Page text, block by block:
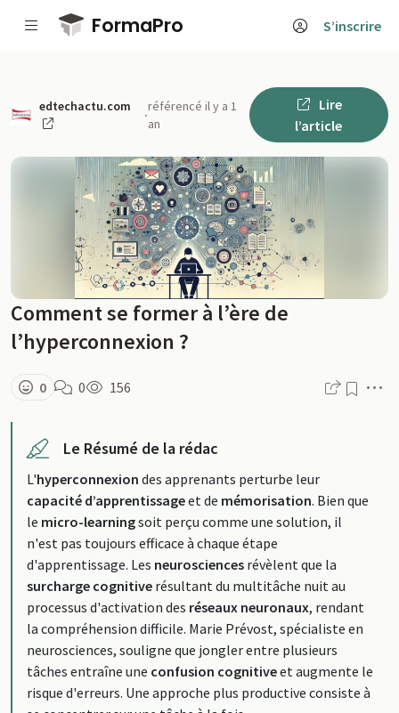
Passer au contenu principal
FormaPro S’inscrire
edtechactu.com
·
référencé il y a 1
an
Lire
l’article
Comment se former à l’ère de
l’hyperconnexion ?
0 0 156
Le Résumé de la rédac
L'hyperconnexion des apprenants perturbe leur
capacité d’apprentissageet de mémorisation. Bien que
le micro-learningsoit perçu comme une solution, il
n'est pas toujours efficace à chaque étape
d'apprentissage. Les neurosciences révèlent que la
surcharge cognitive résultant du multitâche nuit au
processus d'activation des réseaux neuronaux, rendant
la compréhension difficile. Marie Prévost, spécialiste en
neurosciences, souligne que jongler entre plusieurs
tâches entraîne une confusion cognitiveet augmente le
risque d'erreurs. Une approche plus productive consiste à